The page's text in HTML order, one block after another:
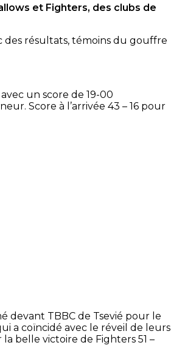
et Fighters, des clubs de
des résultats, témoins du gouffre
un score de 19-00
Score à l’arrivée 43 – 16 pour
devant TBBC de Tsevié pour le
a coïncidé avec le réveil de leurs
la belle victoire de Fighters 51 –